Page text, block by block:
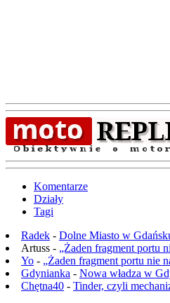
Komentarze
Działy
Tagi
Radek - Dolne Miasto w
Artuss - „Żaden fragment portu
Yo - „Żaden fragment portu nie
Gdynianka - Nowa władza w
Chętna40 - Tinder, czyli